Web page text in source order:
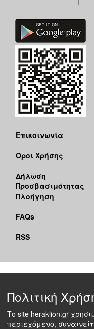
Επικοινωνία
Όροι Χρήσης
Δήλωση
Προσβασιμότητας
Πλοήγηση
FAQs
RSS
Πολιτική
Το site heraklion.gr
περιεχόμενο,